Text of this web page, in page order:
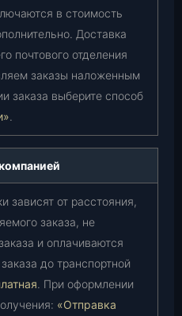
в стоимость
Доставка
почтового отделения
заказы наложенным
заказа выберите способ
.
зависят от расстояния,
заказа, не
и оплачиваются
до транспортной
. При оформлении
«Отправка